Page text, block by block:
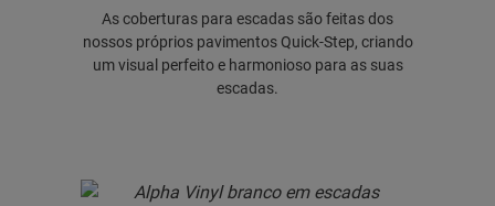
As coberturas para escadas são feitas dos
nossos próprios pavimentos Quick-Step, criando
um visual perfeito e harmonioso para as suas
escadas.